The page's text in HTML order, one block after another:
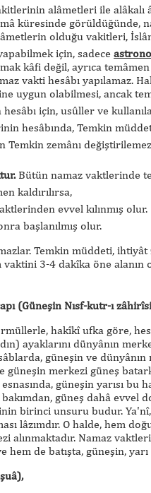
alâmetleri ile
küresinde görüldüğünde,
olduğu vakitleri,
için, sadece
kâfi değil, ayrıca
vakti hesâbı yapılamaz.
uygun olabilmesi, ancak
için, usûller ve
hesâbında, Temkin
zemânı
. Bütün namaz vaktlerinde
kaldırılırsa,
evvel kılınmış olur.
başlanılmış olur.
Temkin müddeti,
3-4 dakîka öne alanın
(Güneşin Nısf-kutr-ı
hakîkî ufka göre,
ayaklarını dünyânın
güneşin ve
güneşin merkezi güneş
güneşin yarısı
güneş dahâ evvel
birinci unsuru budur.
lâzımdır. O halde, hem
Namaz
de batışta, güneşin, yarı